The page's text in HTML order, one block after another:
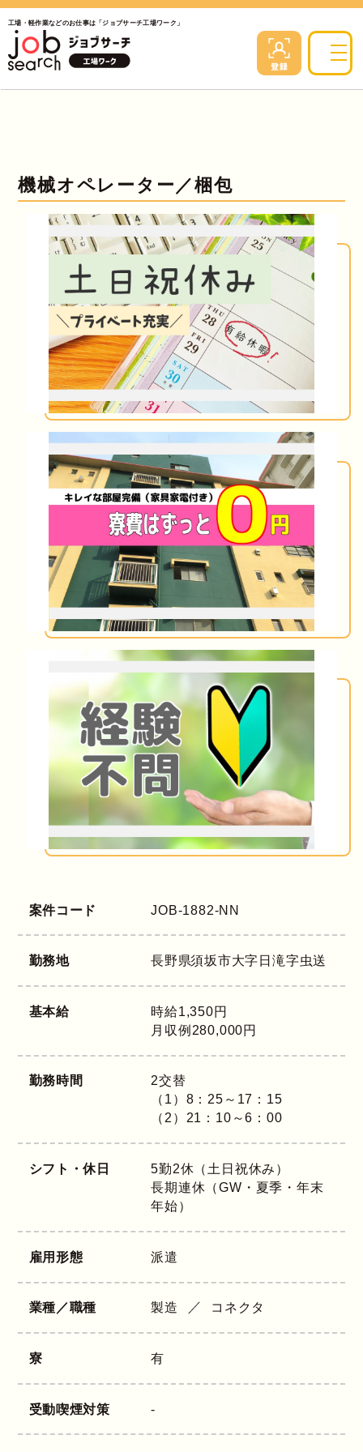
工場・軽作業などのお仕事は「ジョブサーチ工場ワーク」
機械オペレーター／梱包
案件コード JOB-1882-NN
勤務地 長野県須坂市大字日滝字虫送
基本給
時給1,350円
月収例280,000円
勤務時間
2交替
（1）8：25～17：15
（2）21：10～6：00
シフト・休日
5勤2休（土日祝休み）
長期連休（GW・夏季・年末
年始）
雇用形態 派遣
業種／職種 製造 コネクタ
寮 有
受動喫煙対策 -